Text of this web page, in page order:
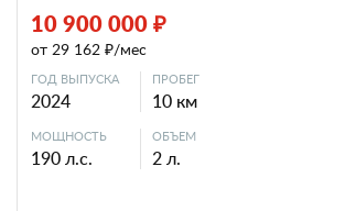
10 900 000 ₽
от 29 162 ₽/мес
ГОД ВЫПУСКА
2024
ПРОБЕГ
10 км
МОЩНОСТЬ
190 л.с.
ОБЪЕМ
2 л.